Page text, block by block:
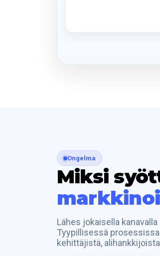
Ongelma
Miksi
Lähes jokaisella
Tyypillisessä
kehittäjistä,